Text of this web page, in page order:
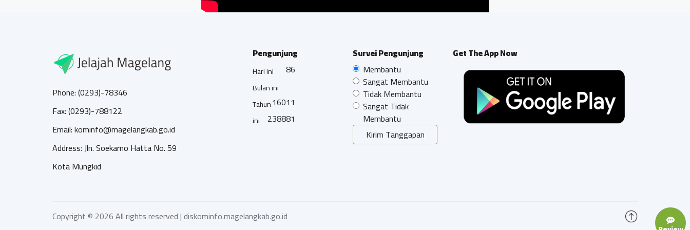
Phone: (0293)-78346
Fax: (0293)-788122
Email: kominfo@magelangkab.go.id
Address: Jln. Soekarno Hatta No. 59
Kota Mungkid
Pengunjung
Hari ini 86
Bulan ini
16011
Tahun
ini
238881
Survei Pengunjung
Membantu
Sangat Membantu
Tidak Membantu
Sangat Tidak
Membantu
Kirim Tanggapan
Get The App Now
Copyright © 2026 All rights reserved |diskominfo.magelangkab.go.id